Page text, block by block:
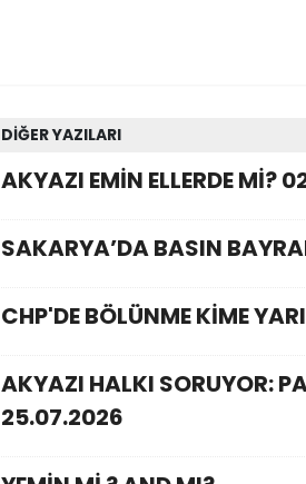
DİĞER YAZILARI
AKYAZI EMİN ELLERDE Mİ?
SAKARYA’DA BASIN
CHP'DE BÖLÜNME KİME
AKYAZI HALKI SORUYOR:
25.07.2026